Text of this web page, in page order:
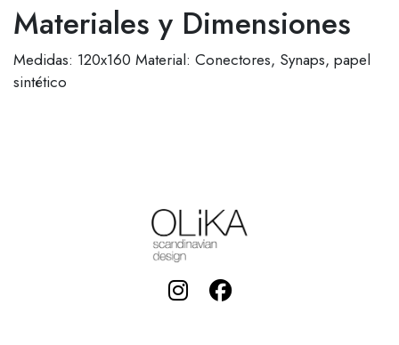
Materiales y Dimensiones
Medidas: 120x160 Material: Conectores, Synaps, papel
sintético